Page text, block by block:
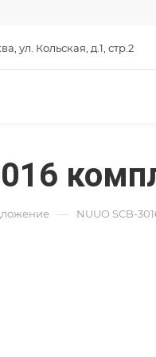
ул. Кольская, д.1, стр.2
— NUUO SCB-